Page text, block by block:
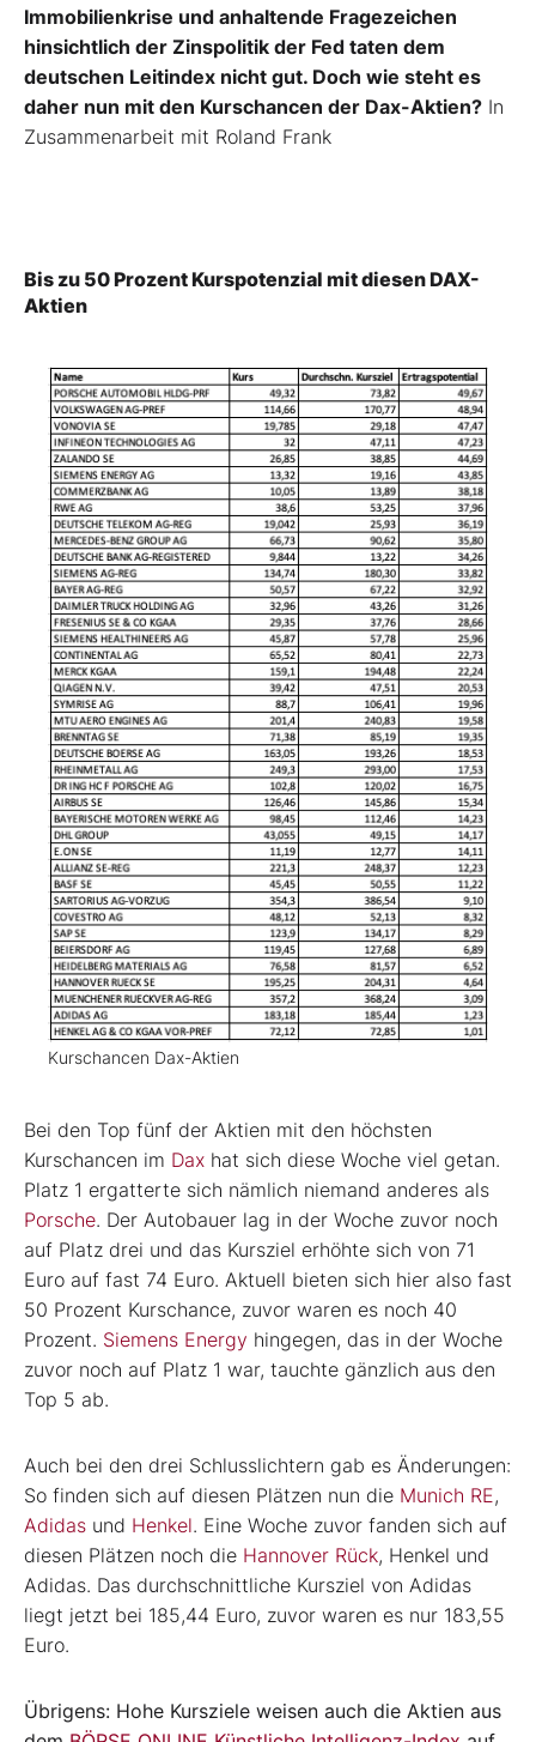
Immobilienkrise und anhaltende Fragezeichen
hinsichtlich der Zinspolitik der Fed taten dem
deutschen Leitindex nicht gut. Doch wie steht es
daher nun mit den Kurschancen der Dax-Aktien? In
Zusammenarbeit mit Roland Frank
Bis zu 50 Prozent Kurspotenzial mit diesen DAX-
Aktien
Kurschancen Dax-Aktien
Bei den Top fünf der Aktien mit den höchsten
Kurschancen im Dax hat sich diese Woche viel getan.
Platz 1 ergatterte sich nämlich niemand anderes als
Porsche. Der Autobauer lag in der Woche zuvor noch
auf Platz drei und das Kursziel erhöhte sich von 71
Euro auf fast 74 Euro. Aktuell bieten sich hier also fast
50 Prozent Kurschance, zuvor waren es noch 40
Prozent. Siemens Energy hingegen, das in der Woche
zuvor noch auf Platz 1 war, tauchte gänzlich aus den
Top 5 ab.
Auch bei den drei Schlusslichtern gab es Änderungen:
So finden sich auf diesen Plätzen nun die Munich RE,
Adidas und Henkel. Eine Woche zuvor fanden sich auf
diesen Plätzen noch die Hannover Rück, Henkel und
Adidas. Das durchschnittliche Kursziel von Adidas
liegt jetzt bei 185,44 Euro, zuvor waren es nur 183,55
Euro.
Übrigens: Hohe Kursziele weisen auch die Aktien aus